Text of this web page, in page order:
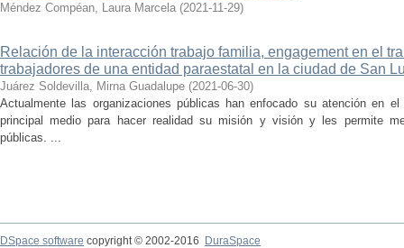
Méndez Compéan, Laura Marcela (2021-11-29)
Relación de la interacción trabajo familia, engagement en el
trabajadores de una entidad paraestatal en la ciudad de San
Juárez Soldevilla, Mirna Guadalupe (2021-06-30)
Actualmente las organizaciones públicas han enfocado su atención en
principal medio para hacer realidad su misión y visión y les permite
públicas. ...
DSpace software copyright © 2002-2016
DuraSpace